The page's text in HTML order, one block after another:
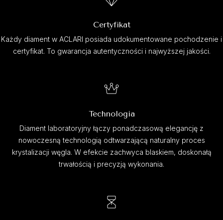
Certyfikat
Każdy diament w ACLARI posiada udokumentowane pochodzenie i
certyfikat. To gwarancja autentyczności i najwyższej jakości.
Technologia
Diament laboratoryjny łączy ponadczasową elegancję z
nowoczesną technologią odtwarzającą naturalny proces
krystalizacji węgla. W efekcie zachwyca blaskiem, doskonałą
trwałością i precyzją wykonania.